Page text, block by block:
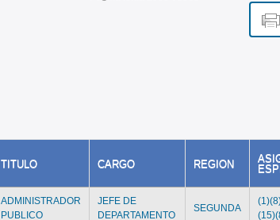
TITULO CARGO REGION
ADMINISTRADOR
PUBLICO
JEFE DE
DEPARTAMENTO
SEGUNDA